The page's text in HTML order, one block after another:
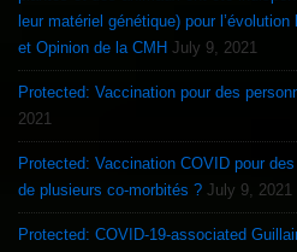
leur matériel génétique) pour
et Opinion de la CMH July 9, 2021
Protected: Vaccination pour des
2021
Protected: Vaccination COVID pour
de plusieurs co-morbités ? July 9, 2021
Protected: COVID-19-associated